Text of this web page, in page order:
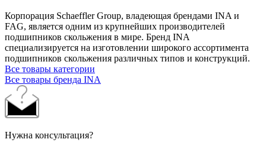
Корпорация Schaeffler Group, владеющая брендами INA и
FAG, является одним из крупнейших производителей
подшипников скольжения в мире. Бренд INA
специализируется на изготовлении широкого ассортимента
подшипников скольжения различных типов и конструкций.
Все товары категории
Все товары бренда INA
Нужна консультация?